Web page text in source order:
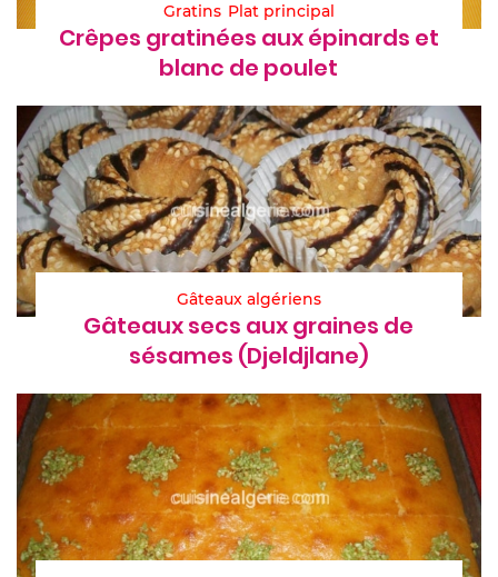
Gratins Plat principal
Crêpes gratinées aux épinards et
blanc de poulet
Gâteaux algériens
Gâteaux secs aux graines de
sésames (Djeldjlane)